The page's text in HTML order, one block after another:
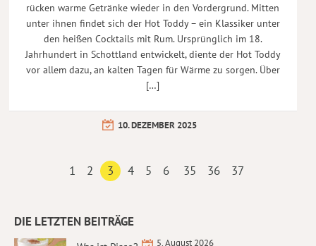
rücken warme Getränke wieder in den Vordergrund. Mitten
unter ihnen findet sich der Hot Toddy – ein Klassiker unter
den heißen Cocktails mit Rum. Ursprünglich im 18.
Jahrhundert in Schottland entwickelt, diente der Hot Toddy
vor allem dazu, an kalten Tagen für Wärme zu sorgen. Über
[…]
10. DEZEMBER 2025
1 2 3 4 5 6 35 36 37
DIE LETZTEN BEITRÄGE
5. August 2026